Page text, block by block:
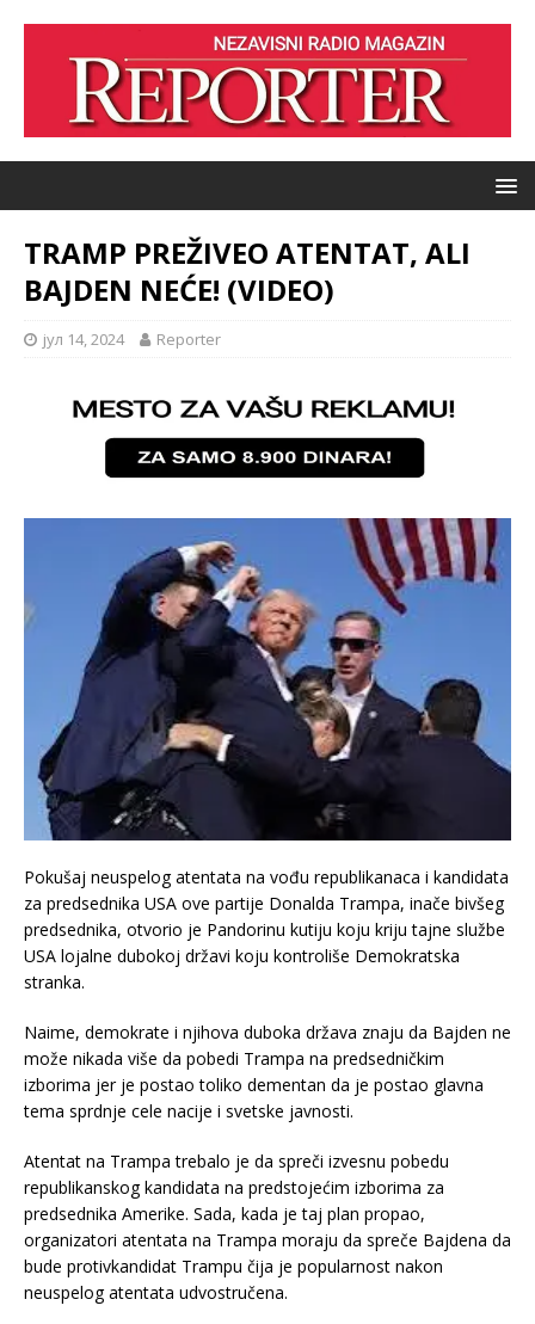
TRAMP PREŽIVEO ATENTAT, ALI
BAJDEN NEĆE! (VIDEO)
јул 14, 2024 Reporter
Pokušaj neuspelog atentata na vođu republikanaca i kandidata
za predsednika USA ove partije Donalda Trampa, inače bivšeg
predsednika, otvorio je Pandorinu kutiju koju kriju tajne službe
USA lojalne dubokoj državi koju kontroliše Demokratska
stranka.
Naime, demokrate i njihova duboka država znaju da Bajden ne
može nikada više da pobedi Trampa na predsedničkim
izborima jer je postao toliko dementan da je postao glavna
tema sprdnje cele nacije i svetske javnosti.
Atentat na Trampa trebalo je da spreči izvesnu pobedu
republikanskog kandidata na predstojećim izborima za
predsednika Amerike. Sada, kada je taj plan propao,
organizatori atentata na Trampa moraju da spreče Bajdena da
bude protivkandidat Trampu čija je popularnost nakon
neuspelog atentata udvostručena.